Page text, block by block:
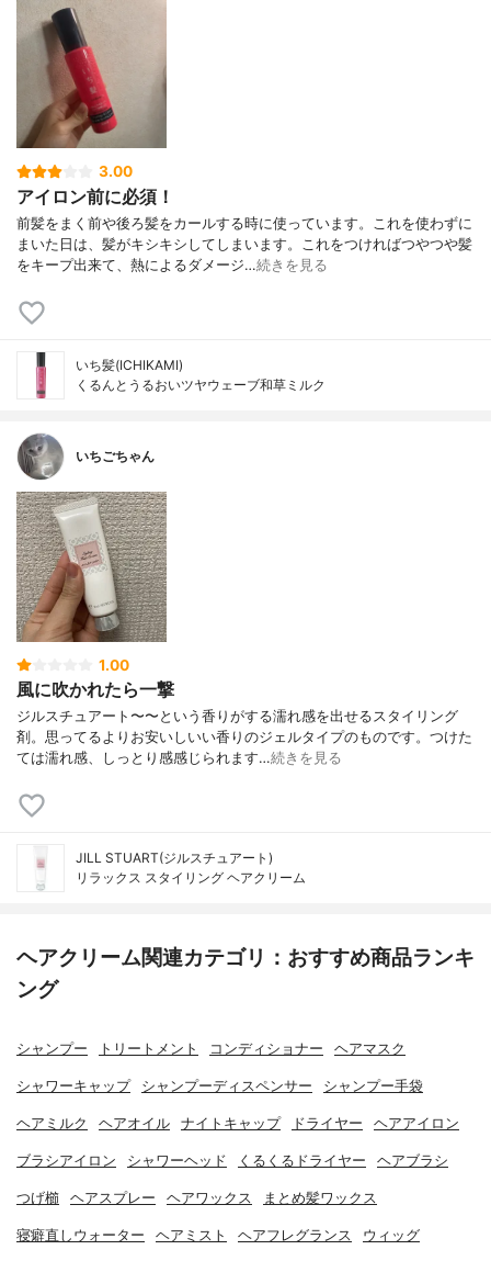
3.00
アイロン前に必須！
前髪をまく前や後ろ髪をカールする時に使っています。これを使わずに
まいた日は、髪がキシキシしてしまいます。これをつければつやつや髪
をキープ出来て、熱によるダメージ…続きを見る
いち髪(ICHIKAMI)
くるんとうるおいツヤウェーブ和草ミルク
いちごちゃん
1.00
風に吹かれたら一撃
ジルスチュアート〜〜という香りがする濡れ感を出せるスタイリング
剤。思ってるよりお安いしいい香りのジェルタイプのものです。つけた
ては濡れ感、しっとり感感じられます…続きを見る
JILL STUART(ジルスチュアート)
リラックス スタイリング ヘアクリーム
ヘアクリーム関連カテゴリ：おすすめ商品ランキ
ング
シャンプー トリートメント コンディショナー ヘアマスク
シャワーキャップ シャンプーディスペンサー シャンプー手袋
ヘアミルク ヘアオイル ナイトキャップ ドライヤー ヘアアイロン
ブラシアイロン シャワーヘッド くるくるドライヤー ヘアブラシ
つげ櫛 ヘアスプレー ヘアワックス まとめ髪ワックス
寝癖直しウォーター ヘアミスト ヘアフレグランス ウィッグ